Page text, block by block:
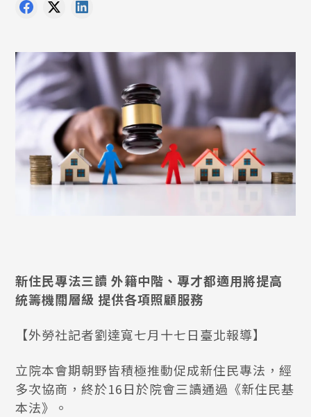
新住民專法三讀 外籍中階、專才都適用將提高
統籌機關層級 提供各項照顧服務
【外勞社記者劉達寬七月十七日臺北報導】
立院本會期朝野皆積極推動促成新住民專法，經
多次協商，終於16日於院會三讀通過《新住民基
本法》。